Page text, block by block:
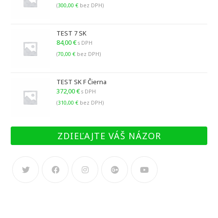
(300,00€ bez DPH)
TEST 7 SK
84,00€ s DPH
(70,00€ bez DPH)
TEST SK F Čierna
372,00€ s DPH
(310,00€ bez DPH)
ZDIEĽAJTE VÁŠ NÁZOR